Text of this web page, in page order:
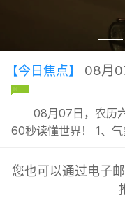
【今日焦点】 08月
08月07日，农历
60秒读懂世界！ 1、
中国暑期“工厂游”走
市场新晋热门业态；;
您也可以通过电子